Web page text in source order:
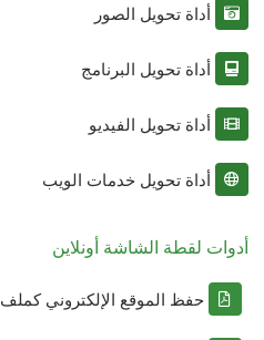
أداة تحويل الصور
أداة تحويل البرنامج
أداة تحويل الفيديو
أداة تحويل خدمات الويب
أدوات لقطة الشاشة أونلاين
حفظ الموقع الإلكتروني كملف PDF